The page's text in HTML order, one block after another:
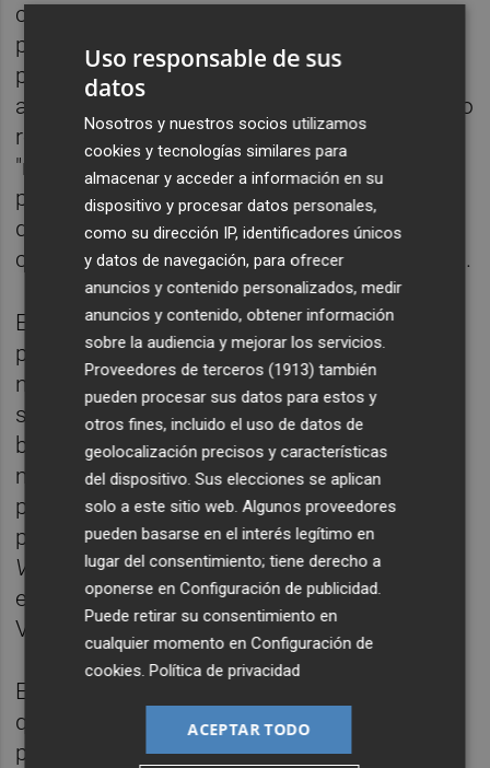
ciudad de Valencia", según uno de los
portavoces. En este sentido, La Rambleta
pone en valor su conocimiento de la
actividad cultural a partir de la periferia como
referente para toda la ciudad y destaca que
"no solo es necesario hacer una oferta
potente para el TEM de cara a las carencias
del circuito actual, sino también teniendo en
cuenta lo que necesita el sector en Valencia".
El portavoz enLa Rambletaasegura que la
propuesta no tiene comparación "con
ninguna de las ofertas actuales". En ese
sentido Teatre Inestable cuenta con un
bagaje importante con respecto al teatro
más independiente en la ciudad, aunque
para el proyecto que presentarán en los
próximos días, según aseguran a
ValenciaPlaza.com, concurren con "otras
empresas potentes de la Comunitat
Valenciana".
El proyecto es "
que lleva a
Teatre Inestablea buscar "una
programación potente, en la que la llegada
Uso responsable de sus
datos
Nosotros y nuestros socios utilizamos
cookies y tecnologías similares para
almacenar y acceder a información en su
dispositivo y procesar datos personales,
como su dirección IP, identificadores únicos
y datos de navegación, para ofrecer
anuncios y contenido personalizados, medir
anuncios y contenido, obtener información
sobre la audiencia y mejorar los servicios.
Proveedores de terceros (1913) también
pueden procesar sus datos para estos y
otros fines, incluido el uso de datos de
geolocalización precisos y características
del dispositivo. Sus elecciones se aplican
solo a este sitio web. Algunos proveedores
pueden basarse en el interés legítimo en
lugar del consentimiento; tiene derecho a
oponerse enConfiguración de publicidad
Puede retirar su consentimiento en
cualquier momento enConfiguración de
cookies .Política de privacidad
ACEPTAR TODO